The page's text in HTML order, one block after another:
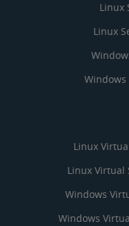
Linux
Linux
Windows
Linux
Linux Virtual
Windows
Windows